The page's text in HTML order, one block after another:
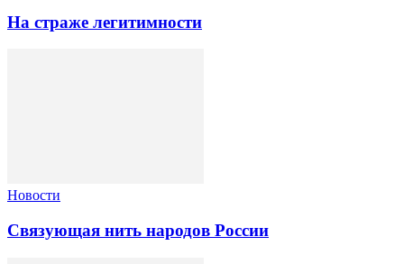
На страже легитимности
Новости
Связующая нить народов России